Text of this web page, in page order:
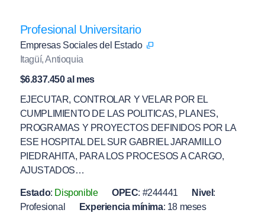
Profesional Universitario
Empresas Sociales del Estado
Itagüí, Antioquia
$6.837.450 al mes
EJECUTAR, CONTROLAR Y VELAR POR EL
CUMPLIMIENTO DE LAS POLITICAS, PLANES,
PROGRAMAS Y PROYECTOS DEFINIDOS POR LA
ESE HOSPITAL DEL SUR GABRIEL JARAMILLO
PIEDRAHITA, PARA LOS PROCESOS A CARGO,
AJUSTADOS…
Estado: Disponible OPEC: #244441 Nivel :
Profesional
Experiencia mínima: 18 meses